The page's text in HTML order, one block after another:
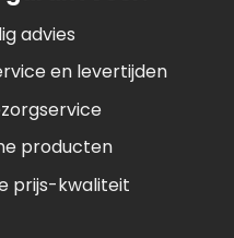
advies
en levertijden
producten
prijs-kwaliteit